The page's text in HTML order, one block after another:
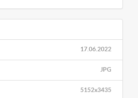
17.06.2022
JPG
5152x3435